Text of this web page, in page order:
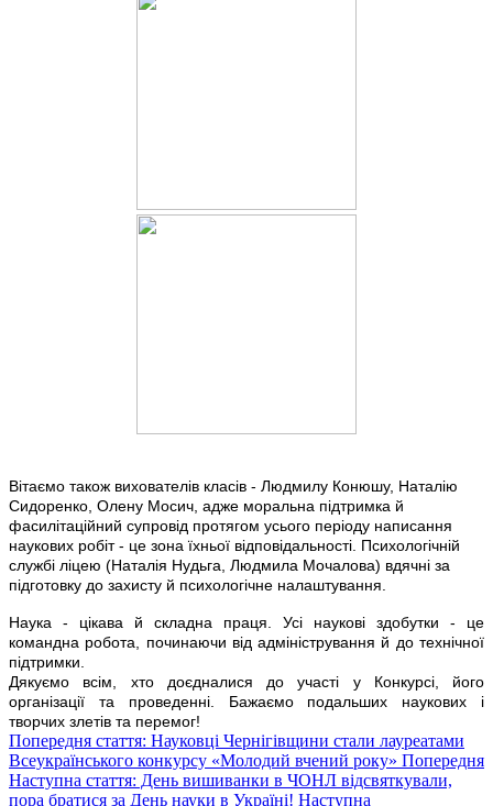
Вітаємо також вихователів класів - Людмилу Конюшу, Наталію
Сидоренко, Олену Мосич, адже моральна підтримка й
фасилітаційний супровід протягом усього періоду написання
наукових робіт - це зона їхньої відповідальності. Психологічній
службі ліцею (Наталія Нудьга, Людмила Мочалова) вдячні за
підготовку до захисту й психологічне налаштування.
Наука - цікава й складна праця. Усі наукові здобутки - це
командна робота, починаючи від адміністрування й до технічної
підтримки.
Дякуємо всім, хто доєдналися до участі у Конкурсі, його
організації та проведенні. Бажаємо подальших наукових і
творчих злетів та перемог!
Попередня стаття: Науковці Чернігівщини стали лауреатами
Всеукраїнського конкурсу «Молодий вчений року» Попередня
Наступна стаття: День вишиванки в ЧОНЛ відсвяткували,
пора братися за День науки в Україні! Наступна